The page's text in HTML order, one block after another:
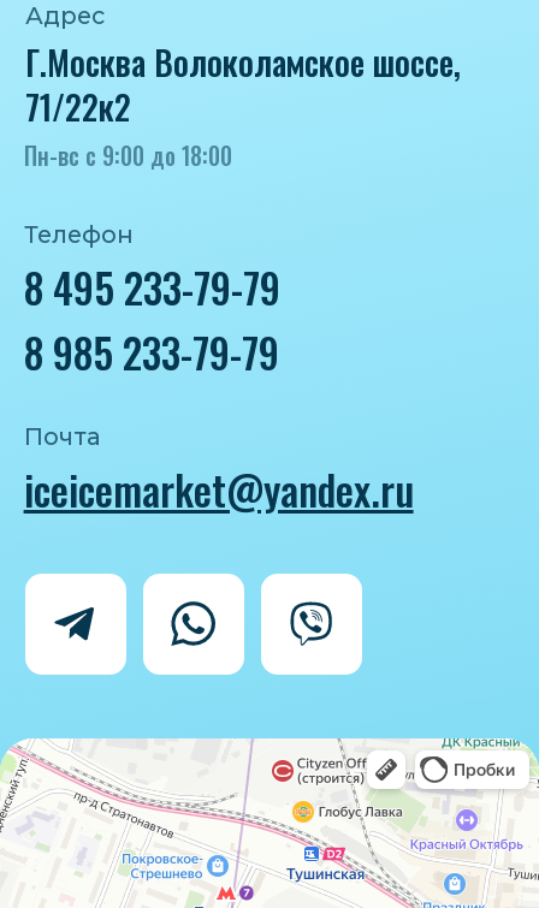
Политика конфиденциальности
Согласие на обработку персональных
данных
IceIceMarket © 2025